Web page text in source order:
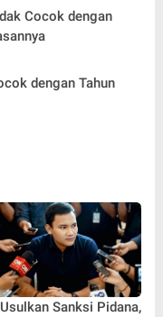
Cocok dengan
dengan Tahun
Sanksi Pidana,